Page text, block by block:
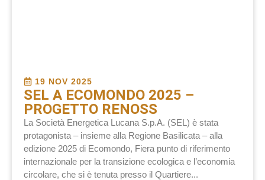
19 NOV 2025
SEL A ECOMONDO 2025 –
PROGETTO RENOSS
La Società Energetica Lucana S.p.A. (SEL) è stata
protagonista – insieme alla Regione Basilicata – alla
edizione 2025 di Ecomondo, Fiera punto di riferimento
internazionale per la transizione ecologica e l’economia
circolare, che si è tenuta presso il Quartiere...